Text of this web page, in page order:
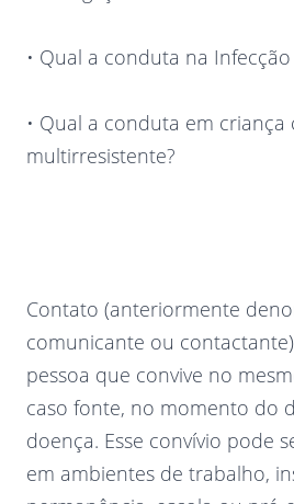
• Qual a conduta na
• Qual a conduta em criança
multirresistente?
Contato (anteriormente
comunicante ou
pessoa que convive no
caso fonte, no momento do
doença. Esse convívio pode
em ambientes de trabalho,